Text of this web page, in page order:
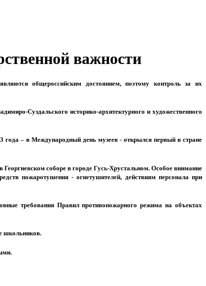
важности
общероссийским достоянием, поэтому контроль за их
Суздальского историко-архитектурного и художественного
года – в Международный день музеев - открылся первый в стране
соборе в городе Гусь-Хрустальном. Особое внимание
пожаротушения - огнетушителей, действиям персонала при
требования Правил противопожарного режима на объектах
школьников.